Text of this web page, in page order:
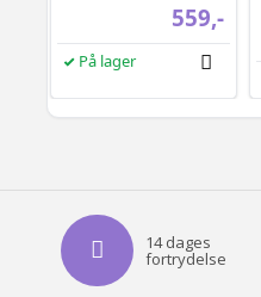
559,-
På lager
14 dages
fortrydelse